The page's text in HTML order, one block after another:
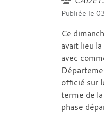
Publiée le
Ce
avait lieu
avec
officié sur
terme de
phase